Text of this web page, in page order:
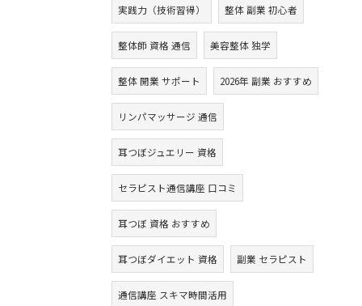
実践力（技術習得） 整体 副業 初心者
整体師 資格 通信 美容整体 独学
整体 開業 サポート 2026年 副業 おすすめ
リンパマッサージ 通信
耳つぼジュエリー 資格
セラピスト通信講座 口コミ
耳つぼ 資格 おすすめ
耳つぼダイエット 資格 副業 セラピスト
通信講座 スキマ時間活用